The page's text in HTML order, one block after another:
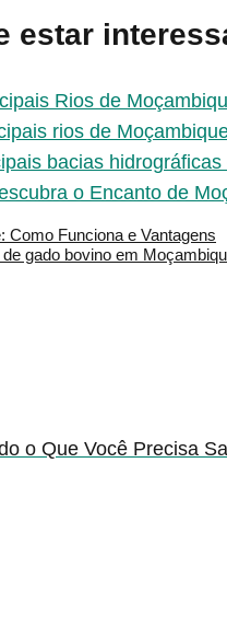
estar
Rios de
rios de
bacias
o Encanto de
Como Funciona e Vantagens
gado bovino em
o Que Você Precisa